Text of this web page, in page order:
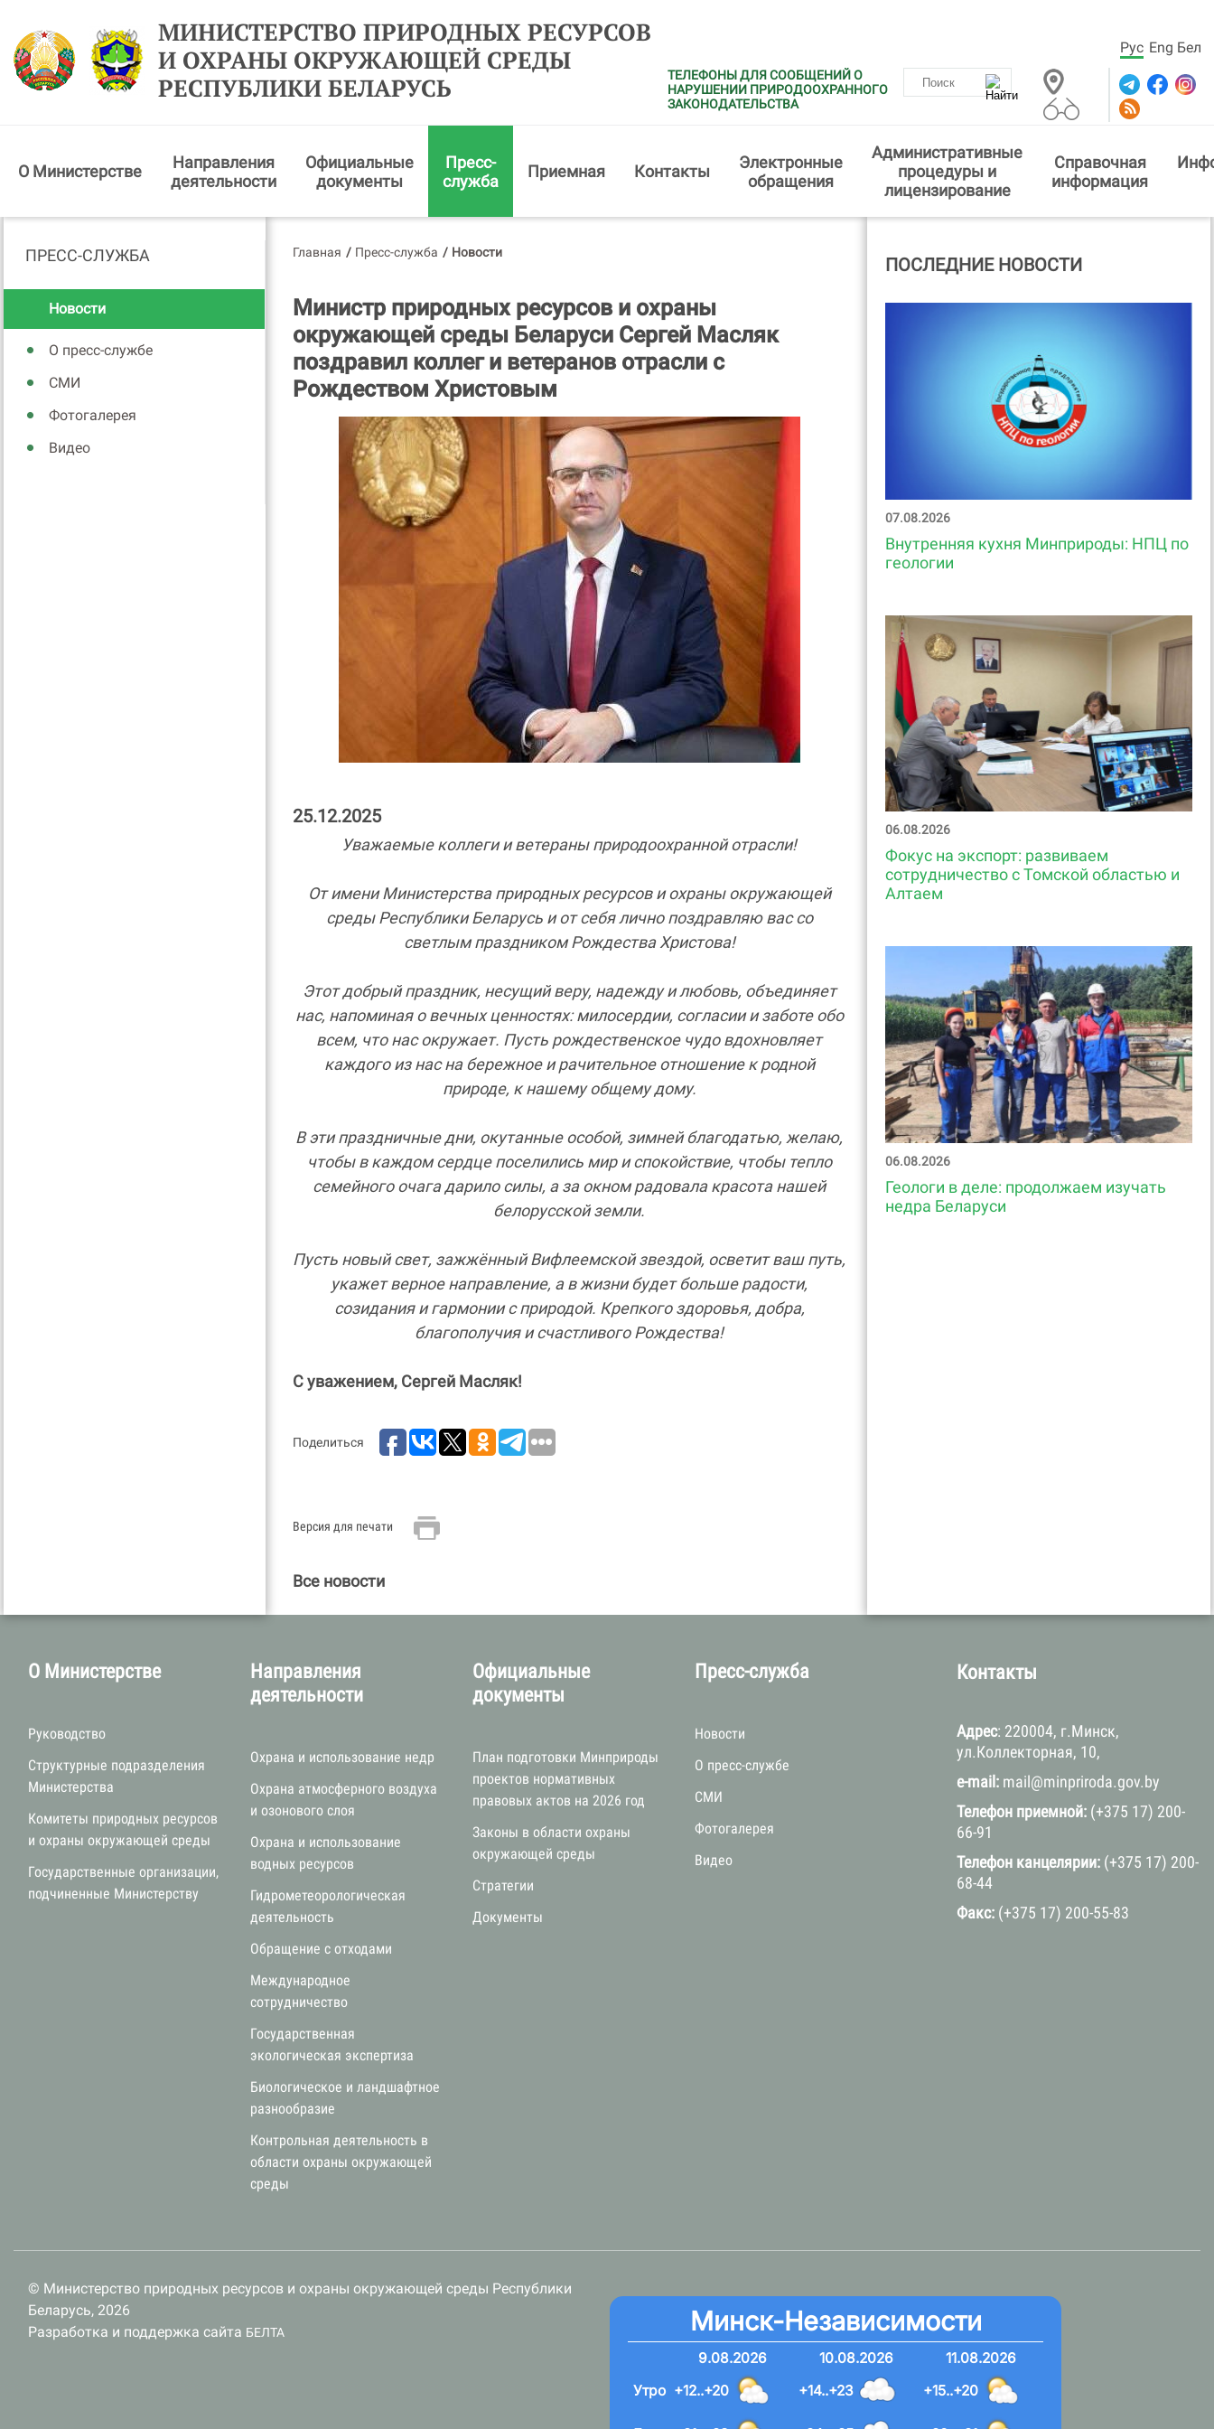
МИНИСТЕРСТВО ПРИРОДНЫХ РЕСУРСОВ
И ОХРАНЫ ОКРУЖАЮЩЕЙ СРЕДЫ
РЕСПУБЛИКИ БЕЛАРУСЬ
Рус Eng Бел
ТЕЛЕФОНЫ ДЛЯ СООБЩЕНИЙ О
НАРУШЕНИИ ПРИРОДООХРАННОГО
ЗАКОНОДАТЕЛЬСТВА
О Министерстве
Направления
деятельности
Официальные
документы
Пресс-
служба
Приемная Контакты
Электронные
обращения
Административные
процедуры и
лицензирование
Справочная
информация
ПРЕСС-СЛУЖБА
Новости
О пресс-службе
СМИ
Фотогалерея
Видео
Главная / Пресс-служба / Новости
Министр природных ресурсов и охраны
окружающей среды Беларуси Сергей Масляк
поздравил коллег и ветеранов отрасли с
Рождеством Христовым
25.12.2025
Уважаемые коллеги и ветераны природоохранной отрасли!
От имени Министерства природных ресурсов и охраны окружающей
среды Республики Беларусь и от себя лично поздравляю вас со
светлым праздником Рождества Христова!
Этот добрый праздник, несущий веру, надежду и любовь, объединяет
нас, напоминая о вечных ценностях: милосердии, согласии и заботе обо
всем, что нас окружает. Пусть рождественское чудо вдохновляет
каждого из нас на бережное и рачительное отношение к родной
природе, к нашему общему дому.
В эти праздничные дни, окутанные особой, зимней благодатью, желаю,
чтобы в каждом сердце поселились мир и спокойствие, чтобы тепло
семейного очага дарило силы, а за окном радовала красота нашей
белорусской земли.
Пусть новый свет, зажжённый Вифлеемской звездой, осветит ваш путь,
укажет верное направление, а в жизни будет больше радости,
созидания и гармонии с природой. Крепкого здоровья, добра,
благополучия и счастливого Рождества!
С уважением, Сергей Масляк!
Поделиться
Версия для печати
Все новости
ПОСЛЕДНИЕ НОВОСТИ
07.08.2026
Внутренняя кухня Минприроды: НПЦ по
геологии
06.08.2026
Фокус на экспорт: развиваем
сотрудничество с Томской областью и
Алтаем
06.08.2026
Геологи в деле: продолжаем изучать
недра Беларуси
О Министерстве
Руководство
Структурные подразделения
Министерства
Комитеты природных ресурсов
и охраны окружающей среды
Государственные организации,
подчиненные Министерству
Направления
деятельности
Охрана и использование недр
Охрана атмосферного воздуха
и озонового слоя
Охрана и использование
водных ресурсов
Гидрометеорологическая
деятельность
Обращение с отходами
Международное
сотрудничество
Государственная
экологическая экспертиза
Биологическое и ландшафтное
разнообразие
Контрольная деятельность в
области охраны окружающей
среды
Официальные
документы
План подготовки Минприроды
проектов нормативных
правовых актов на 2026 год
Законы в области охраны
окружающей среды
Стратегии
Документы
Пресс-служба
Новости
О пресс-службе
СМИ
Фотогалерея
Видео
Контакты
Адрес: 220004, г.Минск,
ул.Коллекторная, 10,
e-mail: mail@minpriroda.gov.by
Телефон приемной: (+375 17) 200-
66-91
Телефон канцелярии: (+375 17) 200-
68-44
Факс: (+375 17) 200-55-83
© Министерство природных ресурсов и охраны окружающей среды Республики
Беларусь, 2026
Разработка и поддержка сайта БЕЛТА Минск-Независимости
9.08.2026
+12..+20
10.08.2026
+14..+23
11.08.2026
+15..+20
Утро